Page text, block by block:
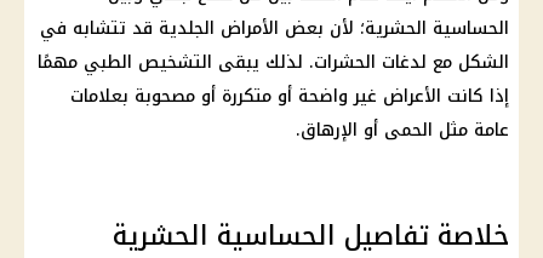
الحساسية الحشرية؛ لأن بعض الأمراض الجلدية قد تتشابه في
الشكل مع لدغات الحشرات. لذلك يبقى التشخيص الطبي مهمًا
إذا كانت الأعراض غير واضحة أو متكررة أو مصحوبة بعلامات
عامة مثل الحمى أو الإرهاق.
خلاصة تفاصيل الحساسية الحشرية